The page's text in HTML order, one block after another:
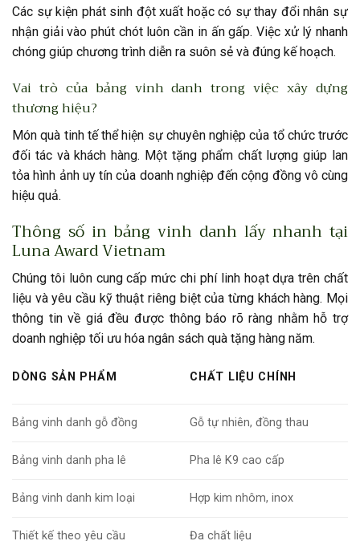
Các sự kiện phát sinh đột xuất hoặc có sự thay đổi nhân sự
nhận giải vào phút chót luôn cần in ấn gấp. Việc xử lý nhanh
chóng giúp chương trình diễn ra suôn sẻ và đúng kế hoạch.
Vai trò của bảng vinh danh trong việc xây dựng
thương hiệu?
Món quà tinh tế thể hiện sự chuyên nghiệp của tổ chức trước
đối tác và khách hàng. Một tặng phẩm chất lượng giúp lan
tỏa hình ảnh uy tín của doanh nghiệp đến cộng đồng vô cùng
hiệu quả.
Thông số in bảng vinh danh lấy nhanh tại
Luna Award Vietnam
Chúng tôi luôn cung cấp mức chi phí linh hoạt dựa trên chất
liệu và yêu cầu kỹ thuật riêng biệt của từng khách hàng. Mọi
thông tin về giá đều được thông báo rõ ràng nhằm hỗ trợ
doanh nghiệp tối ưu hóa ngân sách quà tặng hàng năm.
DÒNG SẢN PHẨM CHẤT LIỆU CHÍNH
Bảng vinh danh gỗ đồng Gỗ tự nhiên, đồng thau
Bảng vinh danh pha lê Pha lê K9 cao cấp
Bảng vinh danh kim loại Hợp kim nhôm, inox
Thiết kế theo yêu cầu Đa chất liệu